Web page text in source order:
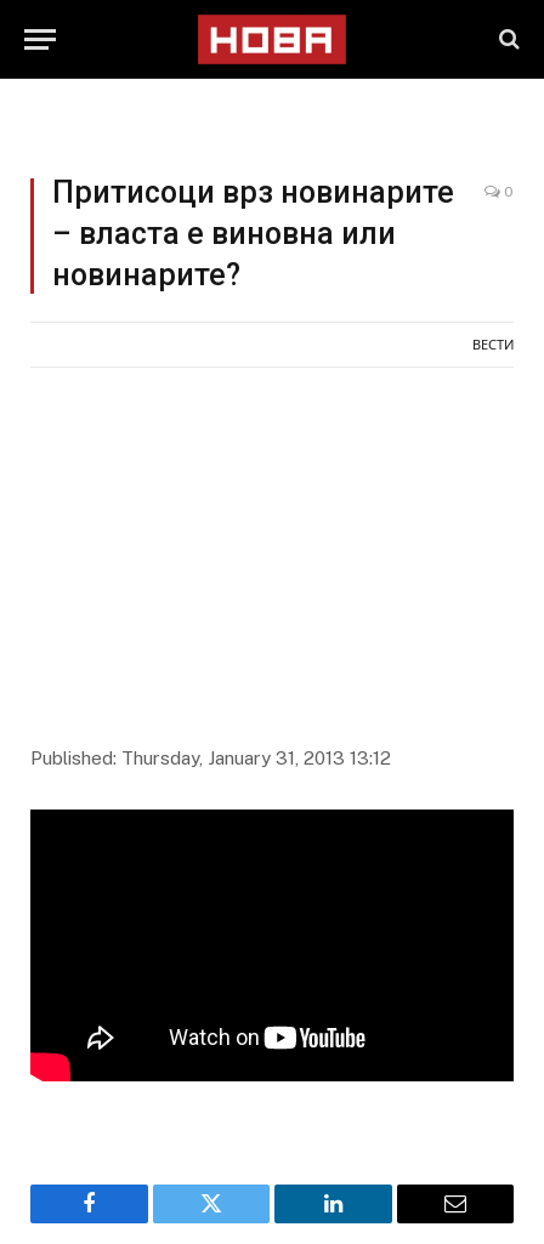
Притисоци врз новинарите
– власта е виновна или
новинарите?
0
ВЕСТИ
Published: Thursday, January 31, 2013 13:12
Facebook Twitter LinkedIn Email